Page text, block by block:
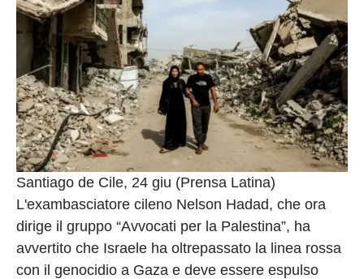
Santiago de Cile, 24 giu (Prensa Latina)
L'exambasciatore cileno Nelson Hadad, che ora
dirige il gruppo “Avvocati per la Palestina”, ha
avvertito che Israele ha oltrepassato la linea rossa
con il genocidio a Gaza e deve essere espulso